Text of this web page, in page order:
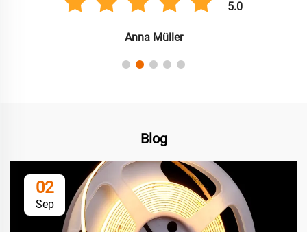
5.0
Carlos González
Blog
02
Sep